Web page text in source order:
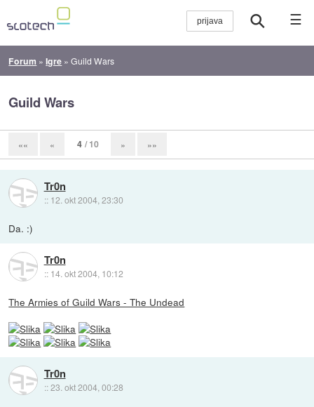
☰
Forum »Igre »Guild Wars
Guild Wars
«« « 4 / 10 » »»
Tr0n
:: 12. okt 2004, 23:30
Da. :)
Tr0n
:: 14. okt 2004, 10:12
The Armies of Guild Wars - The Undead
Tr0n
::23. okt 2004, 00:28